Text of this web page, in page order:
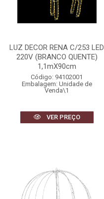
LUZ DECOR RENA C/253 LED
220V (BRANCO QUENTE)
1,1mX90cm
Código: 94102001
Embalagem: Unidade de
Venda\1
VER PREÇO